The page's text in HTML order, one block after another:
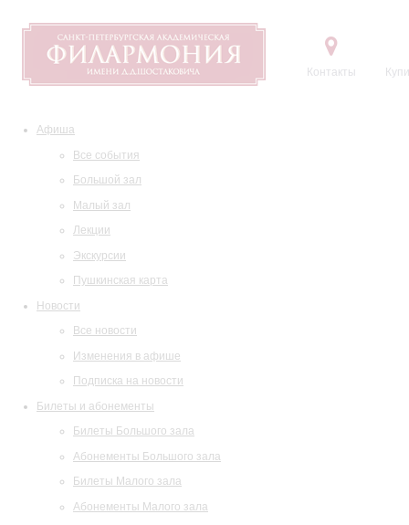
Контакты
Афиша
Все события
Большой зал
Малый зал
Лекции
Экскурсии
Пушкинская карта
Новости
Все новости
Изменения в афише
Подписка на новости
Билеты и абонементы
Билеты Большого зала
Абонементы Большого зала
Билеты Малого зала
Абонементы Малого зала